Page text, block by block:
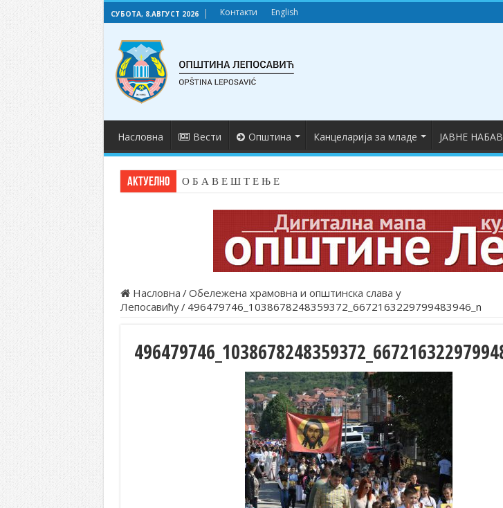
СУБОТА, 8.АВГУСТ 2026 Контакти English
Насловна Вести Општина Канцеларија за младе ЈАВНЕ
АКТУЕЛНО О Б А В Е Ш Т Е Њ Е
Насловна /Обележена храмовна и општинска слава у
Лепосавићу/ 496479746_1038678248359372_6672163229799483946_n